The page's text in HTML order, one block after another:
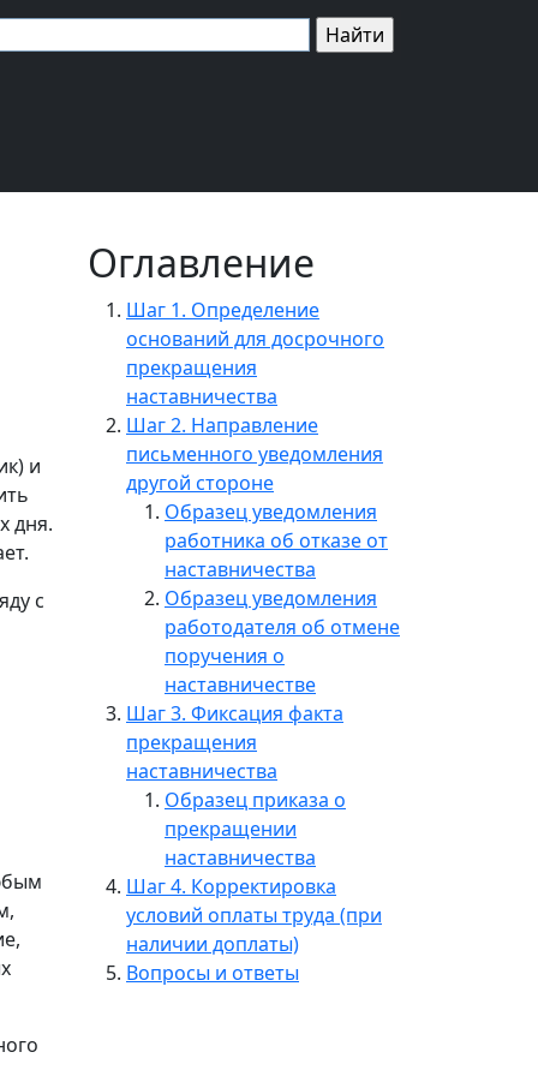
и
дня.
с
Оглавление
Шаг 1. Определение
оснований для досрочного
прекращения
наставничества
Шаг 2. Направление
письменного уведомления
другой стороне
Образец уведомления
работника об отказе от
наставничества
Образец уведомления
работодателя об отмене
поручения о
наставничестве
Шаг 3. Фиксация факта
прекращения
наставничества
Образец приказа о
прекращении
наставничества
Шаг 4. Корректировка
условий оплаты труда (при
наличии доплаты)
Вопросы и ответы